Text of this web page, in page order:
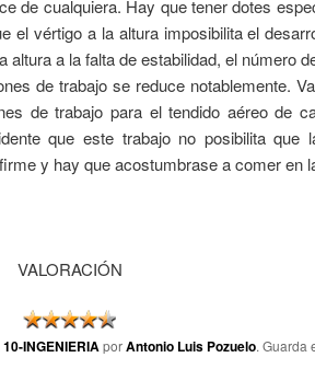
de cualquiera. Hay que tener dotes
el vértigo a la altura imposibilita el
a la falta de estabilidad, el número
de trabajo se reduce notablemente.
de trabajo para el tendido aéreo de
que este trabajo no posibilita que
y hay que acostumbrase a comer en
VALORACIÓN
10-INGENIERIAporAntonio Luis Pozuelo. Guarda